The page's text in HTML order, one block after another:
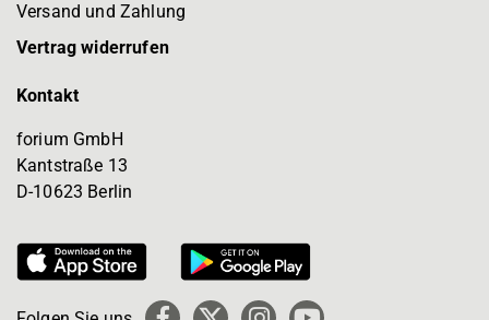
Versand und Zahlung
Vertrag widerrufen
Kontakt
forium GmbH
Kantstraße 13
D-10623 Berlin